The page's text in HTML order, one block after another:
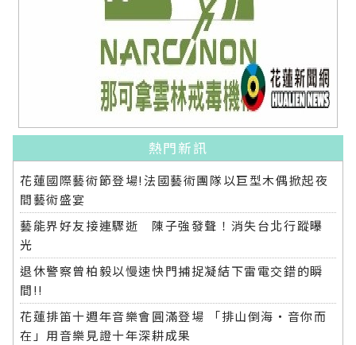
熱門新訊
花蓮國際藝術節登場!法國藝術團隊以巨型木偶掀起夜
間藝術盛宴
藝能界好友接連驟逝 陳子強發聲！消失台北行蹤曝
光
退休警察曾柏毅以慢速快門捕捉凝結下雷電交錯的瞬
間!!
花蓮排笛十週年音樂會圓滿登場 「排山倒海・音你而
在」用音樂見證十年深耕成果